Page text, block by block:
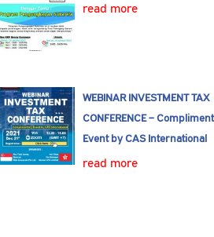
read more
WEBINAR INVESTMENT TAX
CONFERENCE –
Event by CAS International
read more